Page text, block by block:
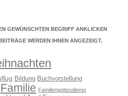
GEWÜNSCHTEN BEGRIFF ANKLICKEN
WERDEN IHNEN ANGEZEIGT.
Bildung Buchvorstellung
Familie Familiengottesdienst